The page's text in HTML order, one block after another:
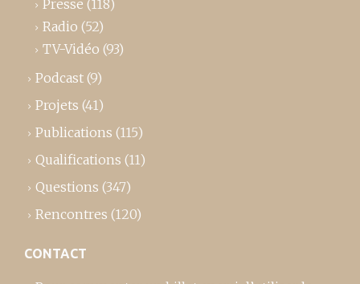
Presse (118)
Radio (52)
TV-Vidéo (93)
Podcast (9)
Projets (41)
Publications (115)
Qualifications (11)
Questions (347)
Rencontres (120)
CONTACT